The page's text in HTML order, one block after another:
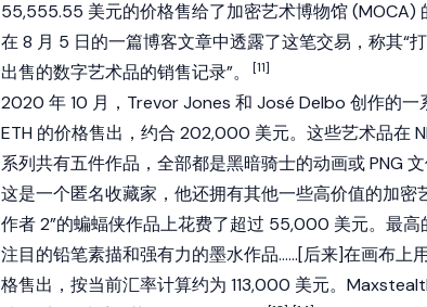
55,555.55 美元的价格售给了加密艺术博物馆 (MOCA)
在 8 月 5 日的一篇博客文章中透露了这笔交易，称其“
出售的数字艺术品的销售记录”。
[11]
2020 年 10 月，Trevor Jones 和 José Delbo 创作的
ETH 的价格售出，约合 202,000 美元。这些艺术品在
系列共有五件作品，全部都是黑暗骑士的动画或 PNG
这是一个匿名收藏家，他还拥有其他一些高价值的加密
作者 2”的蝙蝠侠作品上花费了超过 55,000 美元。最高
注目的铅笔素描和强有力的墨水作品……[后来]在画布上
格售出，按当前汇率计算约为 113,000 美元。